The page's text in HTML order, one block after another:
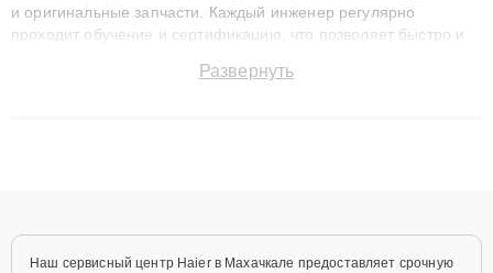
и оригинальные запчасти. Каждый инженер регулярно
проходит обучение и сертификацию, что позволяет быстро и
сохранением гарантии до 3 лет. Наши мастера решают
Развернуть
Наш сервисный центр Haier в Махачкале предоставляет срочную